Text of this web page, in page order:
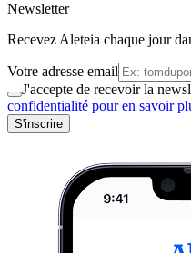
Newsletter
Recevez Aleteia chaque jour
Votre adresse email
J'accepte de recevoir la
confidentialité pour en savoir
S'inscrire